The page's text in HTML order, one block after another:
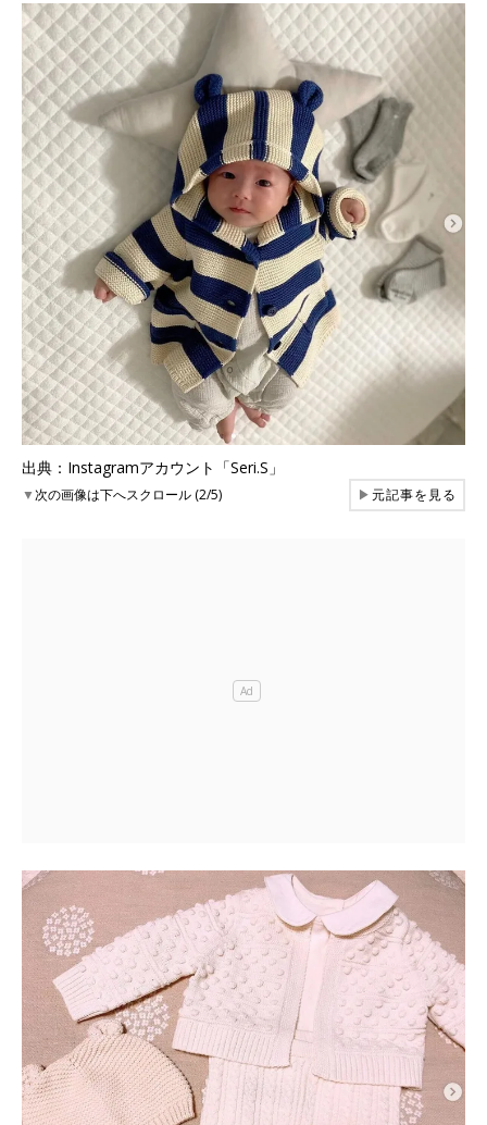
出典：Instagramアカウント「Seri.S」
▼次の画像は下へスクロール (2/5) ▶元記事を見る